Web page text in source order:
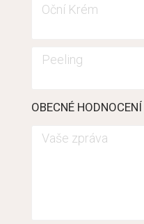
OBECNÉ HODNOCENÍ